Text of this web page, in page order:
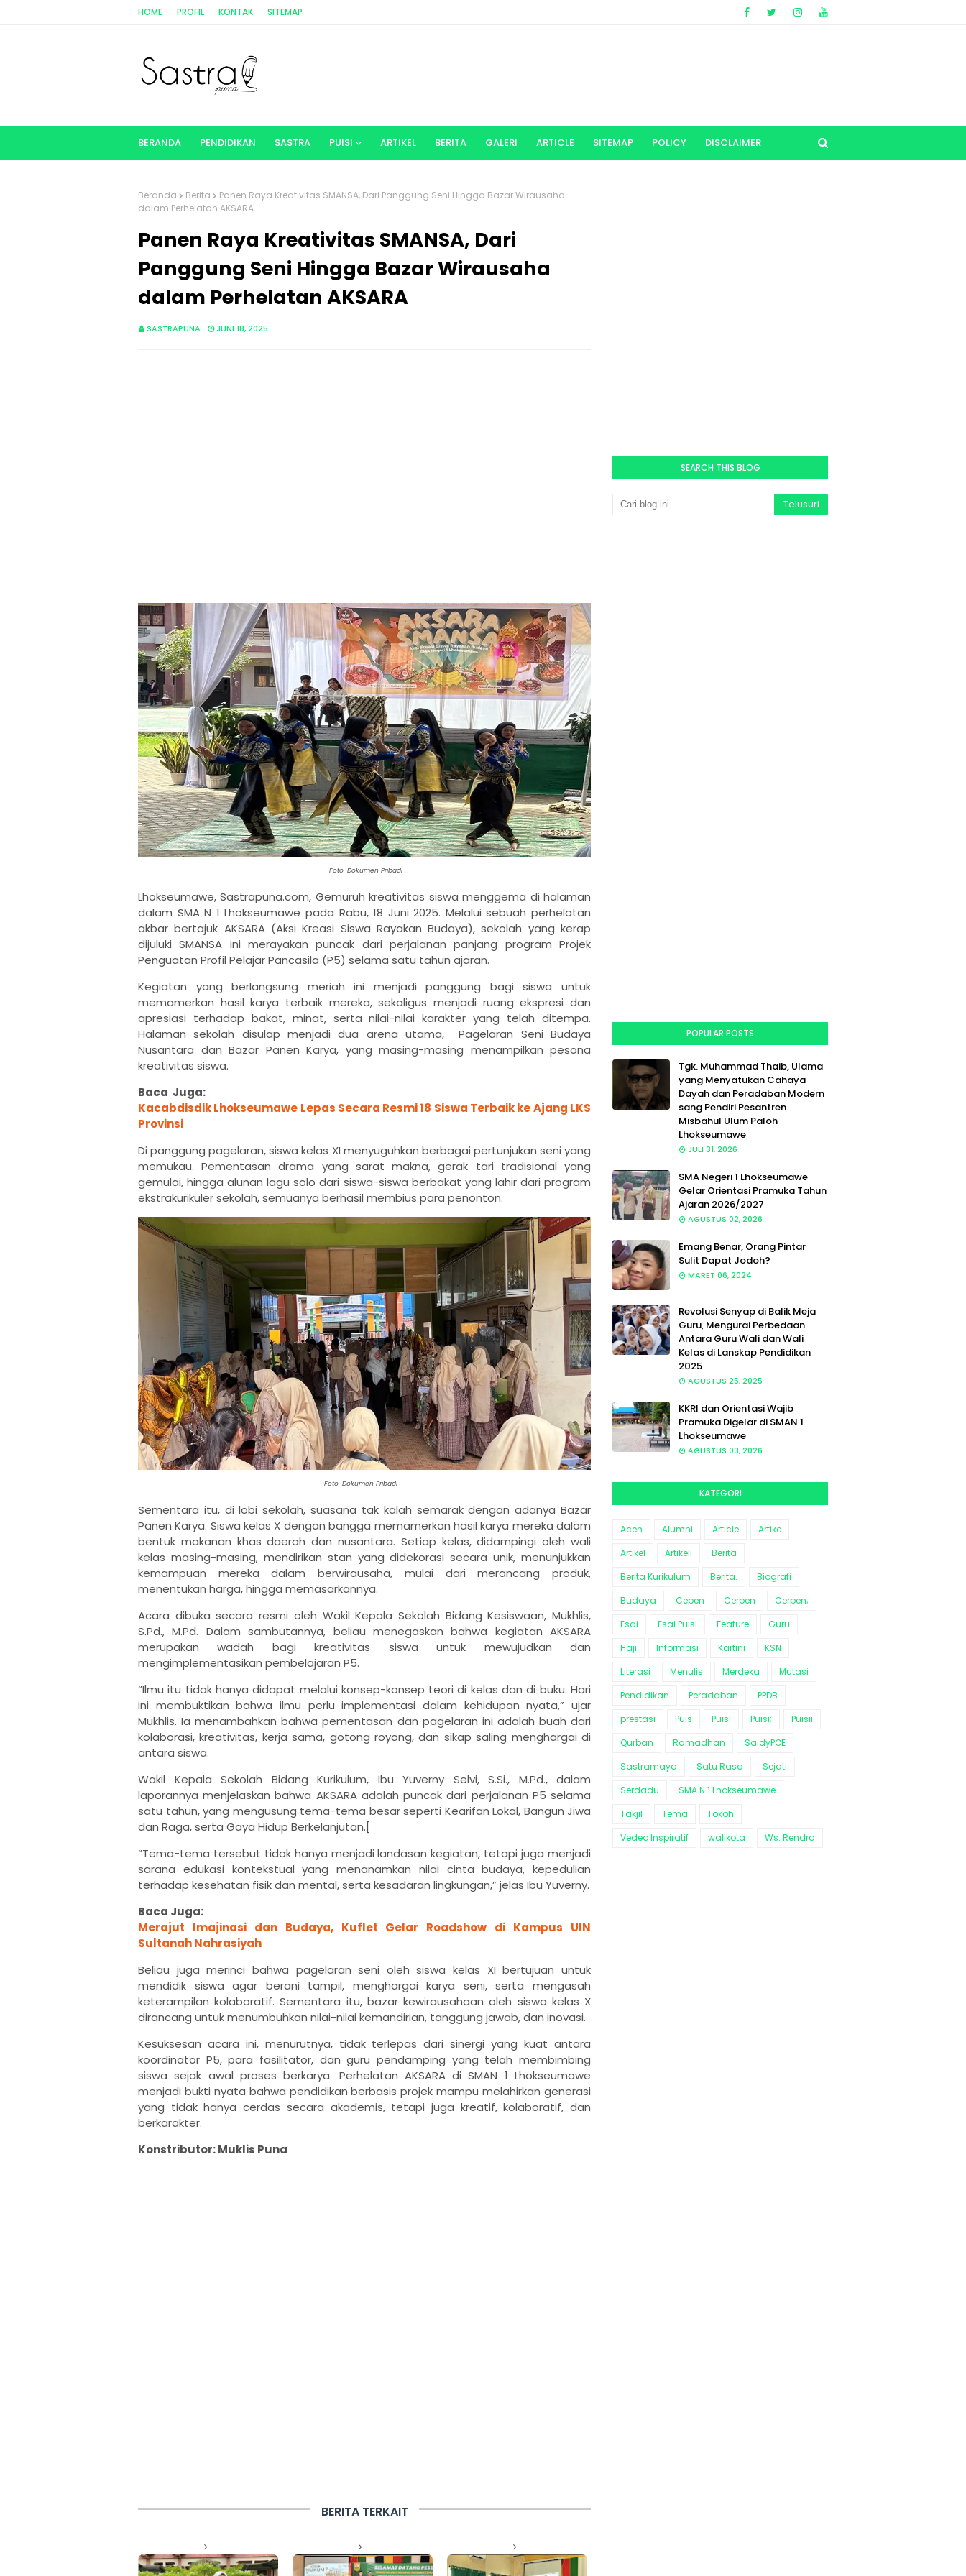
HOME PROFIL KONTAK SITEMAP
BERANDA PENDIDIKAN SASTRA PUISI ARTIKEL BERITA GALERI ARTICLE SITEMAP POLICY DISCLAIMER
Beranda Berita
Panen Raya Kreativitas SMANSA, Dari Panggung Seni Hingga Bazar Wirausaha
dalam Perhelatan AKSARA
Panen Raya Kreativitas SMANSA, Dari
Panggung Seni Hingga Bazar Wirausaha
dalam Perhelatan AKSARA
SASTRAPUNA JUNI 18, 2025
Foto: Dokumen Pribadi
Lhokseumawe, Sastrapuna.com, Gemuruh kreativitas siswa menggema di halaman
dalam SMA N 1 Lhokseumawe pada Rabu, 18 Juni 2025. Melalui sebuah perhelatan
akbar bertajuk AKSARA (Aksi Kreasi Siswa Rayakan Budaya), sekolah yang kerap
dijuluki SMANSA ini merayakan puncak dari perjalanan panjang program Projek
Penguatan Profil Pelajar Pancasila (P5) selama satu tahun ajaran.
Kegiatan yang berlangsung meriah ini menjadi panggung bagi siswa untuk
memamerkan hasil karya terbaik mereka, sekaligus menjadi ruang ekspresi dan
apresiasi terhadap bakat, minat, serta nilai-nilai karakter yang telah ditempa.
Halaman sekolah disulap menjadi dua arena utama, Pagelaran Seni Budaya
Nusantara dan Bazar Panen Karya, yang masing-masing menampilkan pesona
kreativitas siswa.
Baca Juga:
Kacabdisdik Lhokseumawe Lepas Secara Resmi 18 Siswa Terbaik ke Ajang LKS
Provinsi
Di panggung pagelaran, siswa kelas XI menyuguhkan berbagai pertunjukan seni yang
memukau. Pementasan drama yang sarat makna, gerak tari tradisional yang
gemulai, hingga alunan lagu solo dari siswa-siswa berbakat yang lahir dari program
ekstrakurikuler sekolah, semuanya berhasil membius para penonton.
Foto: Dokumen Pribadi
Sementara itu, di lobi sekolah, suasana tak kalah semarak dengan adanya Bazar
Panen Karya. Siswa kelas X dengan bangga memamerkan hasil karya mereka dalam
bentuk makanan khas daerah dan nusantara. Setiap kelas, didampingi oleh wali
kelas masing-masing, mendirikan stan yang didekorasi secara unik, menunjukkan
kemampuan mereka dalam berwirausaha, mulai dari merancang produk,
menentukan harga, hingga memasarkannya.
Acara dibuka secara resmi oleh Wakil Kepala Sekolah Bidang Kesiswaan, Mukhlis,
S.Pd., M.Pd. Dalam sambutannya, beliau menegaskan bahwa kegiatan AKSARA
merupakan wadah bagi kreativitas siswa untuk mewujudkan dan
mengimplementasikan pembelajaran P5.
“Ilmu itu tidak hanya didapat melalui konsep-konsep teori di kelas dan di buku. Hari
ini membuktikan bahwa ilmu perlu implementasi dalam kehidupan nyata,” ujar
Mukhlis. Ia menambahkan bahwa pementasan dan pagelaran ini adalah buah dari
kolaborasi, kreativitas, kerja sama, gotong royong, dan sikap saling menghargai di
antara siswa.
Wakil Kepala Sekolah Bidang Kurikulum, Ibu Yuverny Selvi, S.Si., M.Pd., dalam
laporannya menjelaskan bahwa AKSARA adalah puncak dari perjalanan P5 selama
satu tahun, yang mengusung tema-tema besar seperti Kearifan Lokal, Bangun Jiwa
dan Raga, serta Gaya Hidup Berkelanjutan.[
“Tema-tema tersebut tidak hanya menjadi landasan kegiatan, tetapi juga menjadi
sarana edukasi kontekstual yang menanamkan nilai cinta budaya, kepedulian
terhadap kesehatan fisik dan mental, serta kesadaran lingkungan,” jelas Ibu Yuverny.
Baca Juga:
Merajut Imajinasi dan Budaya, Kuflet Gelar Roadshow di Kampus UIN
Sultanah Nahrasiyah
Beliau juga merinci bahwa pagelaran seni oleh siswa kelas XI bertujuan untuk
mendidik siswa agar berani tampil, menghargai karya seni, serta mengasah
keterampilan kolaboratif. Sementara itu, bazar kewirausahaan oleh siswa kelas X
dirancang untuk menumbuhkan nilai-nilai kemandirian, tanggung jawab, dan inovasi.
Kesuksesan acara ini, menurutnya, tidak terlepas dari sinergi yang kuat antara
koordinator P5, para fasilitator, dan guru pendamping yang telah membimbing
siswa sejak awal proses berkarya. Perhelatan AKSARA di SMAN 1 Lhokseumawe
menjadi bukti nyata bahwa pendidikan berbasis projek mampu melahirkan generasi
yang tidak hanya cerdas secara akademis, tetapi juga kreatif, kolaboratif, dan
berkarakter.
Konstributor: Muklis Puna
BERITA TERKAIT
SEARCH THIS BLOG
POPULAR POSTS
Tgk. Muhammad Thaib, Ulama
yang Menyatukan Cahaya
Dayah dan Peradaban Modern
sang Pendiri Pesantren
Misbahul Ulum Paloh
Lhokseumawe
JULI 31, 2026
SMA Negeri 1 Lhokseumawe
Gelar Orientasi Pramuka Tahun
Ajaran 2026/2027
AGUSTUS 02, 2026
Emang Benar, Orang Pintar
Sulit Dapat Jodoh?
MARET 06, 2024
Revolusi Senyap di Balik Meja
Guru, Mengurai Perbedaan
Antara Guru Wali dan Wali
Kelas di Lanskap Pendidikan
2025
AGUSTUS 25, 2025
KKRI dan Orientasi Wajib
Pramuka Digelar di SMAN 1
Lhokseumawe
AGUSTUS 03, 2026
KATEGORI
Aceh Alumni Article
Artike
Artikel
Artikell
Berita
Berita Kurikulum
Berita.
Biografi
Budaya
Cepen Cerpen
Cerpen;
Esai
Esai.Puisi Feature
Guru
Haji
Informasi Kartini
KSN
Literasi
Menulis Merdeka
Mutasi
Pendidikan
Peradaban
PPDB
prestasi
Puis Puisi Puisi;
Puisii
Qurban
Ramadhan
SaidyPOE
Sastramaya
Satu Rasa
Sejati
Serdadu
SMA N 1 Lhokseumawe
Takjil
Tema
Tokoh
Vedeo Inspiratif
walikota Ws. Rendra